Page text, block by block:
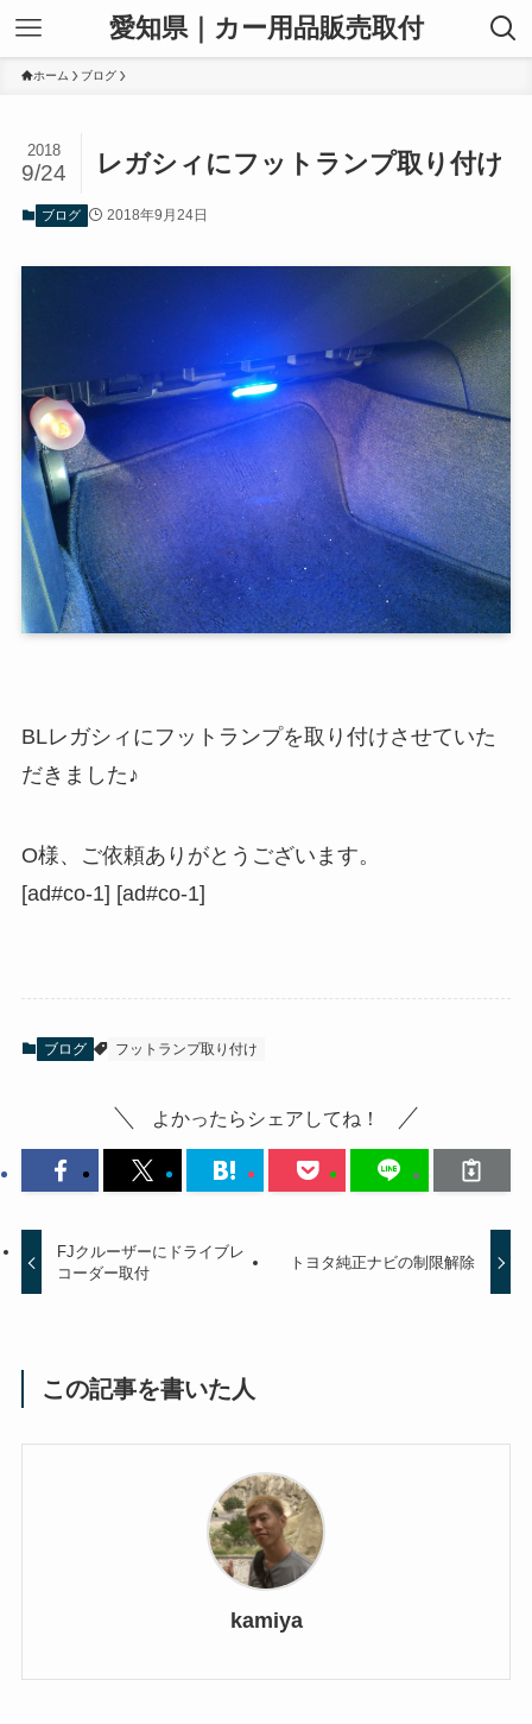
愛知県｜カー用品販売取付
ホーム ブログ
レガシィにフットランプ取り付け
2018
9/24
ブログ 2018年9月24日
BLレガシィにフットランプを取り付けさせていた
だきました♪
O様、ご依頼ありがとうございます。
[ad#co-1] [ad#co-1]
ブログ フットランプ取り付け
よかったらシェアしてね！
FJクルーザーにドライブレ
コーダー取付
トヨタ純正ナビの制限解除
この記事を書いた人
kamiya